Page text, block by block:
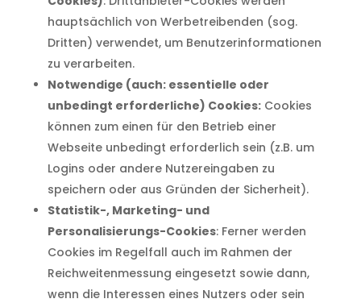
hauptsächlich von Werbetreibenden (sog.
Dritten) verwendet, um Benutzerinformationen
zu verarbeiten.
Notwendige (auch: essentielle oder
unbedingt erforderliche) Cookies:Cookies
können zum einen für den Betrieb einer
Webseite unbedingt erforderlich sein (z.B. um
Logins oder andere Nutzereingaben zu
speichern oder aus Gründen der Sicherheit).
Statistik-, Marketing- und
Personalisierungs-Cookies: Ferner werden
Cookies im Regelfall auch im Rahmen der
Reichweitenmessung eingesetzt sowie dann,
wenn die Interessen eines Nutzers oder sein